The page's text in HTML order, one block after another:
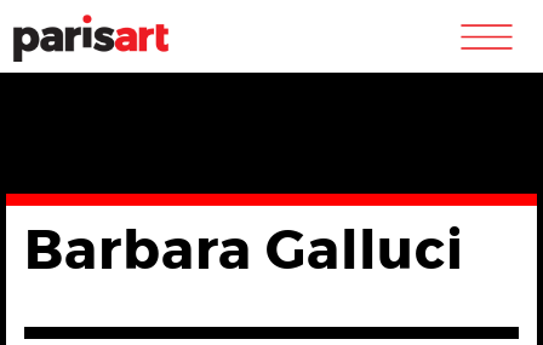
m
Barbara Galluci